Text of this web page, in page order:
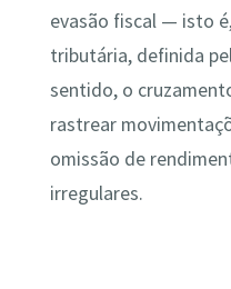
evasão fiscal — isto
tributária, definida
sentido, o
rastrear
omissão de
irregulares.